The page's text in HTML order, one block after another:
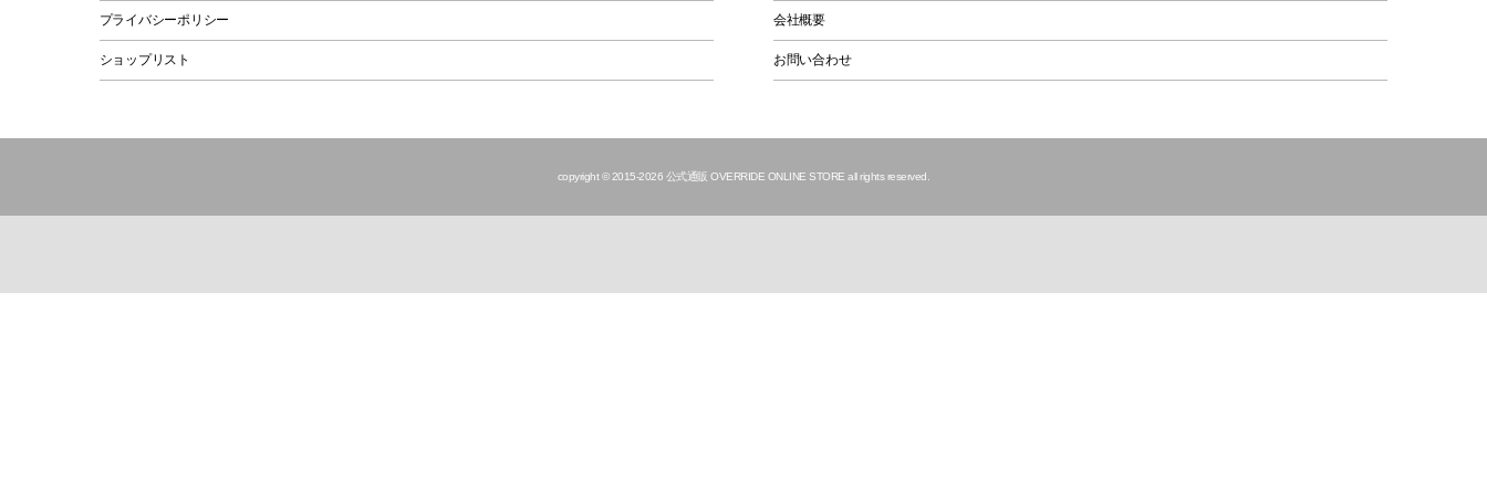
プライバシーポリシー 会社概要
ショップリスト お問い合わせ
copyright © 2015-2026 公式通販 OVERRIDE ONLINE STORE all rights reserved.